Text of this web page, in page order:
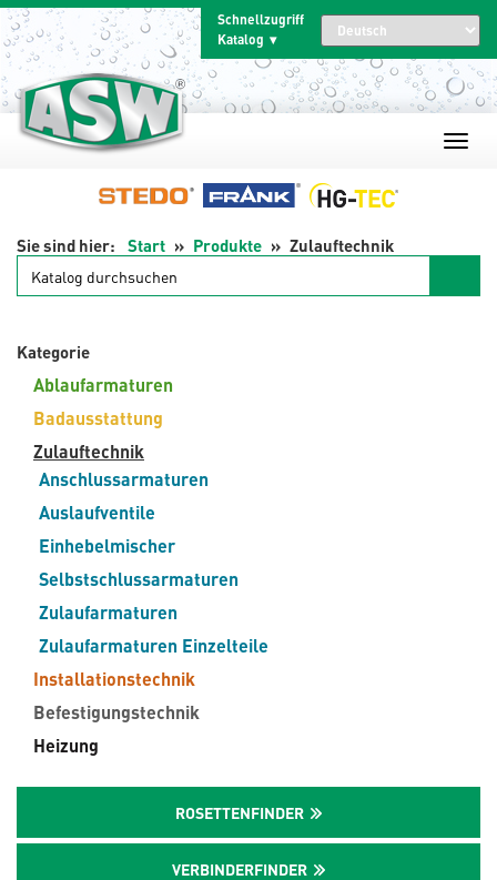
Zum
Inhalt
springen
Schnellzugriff
Katalog
Start Produkte Zulauftechnik
Katalog
durchsuchen
Kategorie
Ablaufarmaturen
Badausstattung
Zulauftechnik
Anschlussarmaturen
Auslaufventile
Einhebelmischer
Selbstschlussarmaturen
Zulaufarmaturen
Zulaufarmaturen Einzelteile
Installationstechnik
Befestigungstechnik
Heizung
ROSETTENFINDER
VERBINDERFINDER